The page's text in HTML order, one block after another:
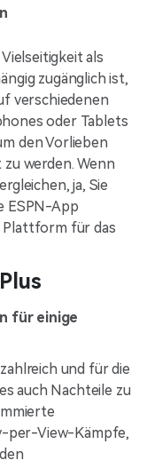
als
zugänglich ist,
verschiedenen
oder Tablets
den Vorlieben
werden. Wenn
ja, Sie
ESPN-App
Plattform für das
für einige
und für die
auch Nachteile zu
per-View-Kämpfe,